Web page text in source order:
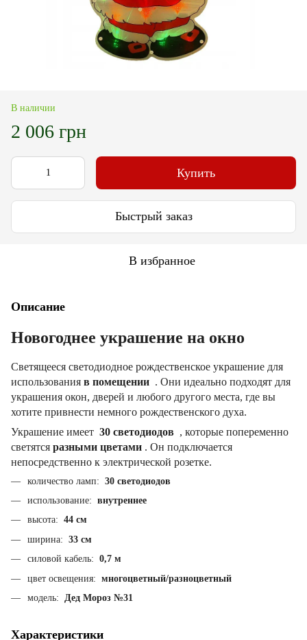
В наличии
2 006 грн
Купить
Быстрый заказ
В избранное
Описание
Новогоднее украшение на окно
Светящееся светодиодное рождественское украшение для
использования в помещении . Они идеально подходят для
украшения окон, дверей и любого другого места, где вы
хотите привнести немного рождественского духа.
Украшение имеет 30 светодиодов , которые попеременно
светятся разными цветами . Он подключается
непосредственно к электрической розетке.
количество ламп: 30 светодиодов
использование: внутреннее
высота: 44 см
ширина: 33 см
силовой кабель: 0,7 м
цвет освещения: многоцветный/разноцветный
модель: Дед Мороз №31
Характеристики